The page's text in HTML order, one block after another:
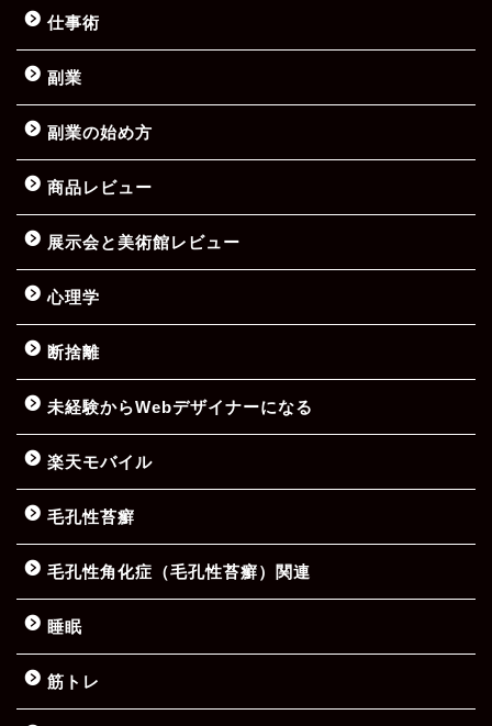
仕事術
副業
副業の始め方
商品レビュー
展示会と美術館レビュー
心理学
断捨離
未経験からWebデザイナーになる
楽天モバイル
毛孔性苔癬
毛孔性角化症（毛孔性苔癬）関連
睡眠
筋トレ